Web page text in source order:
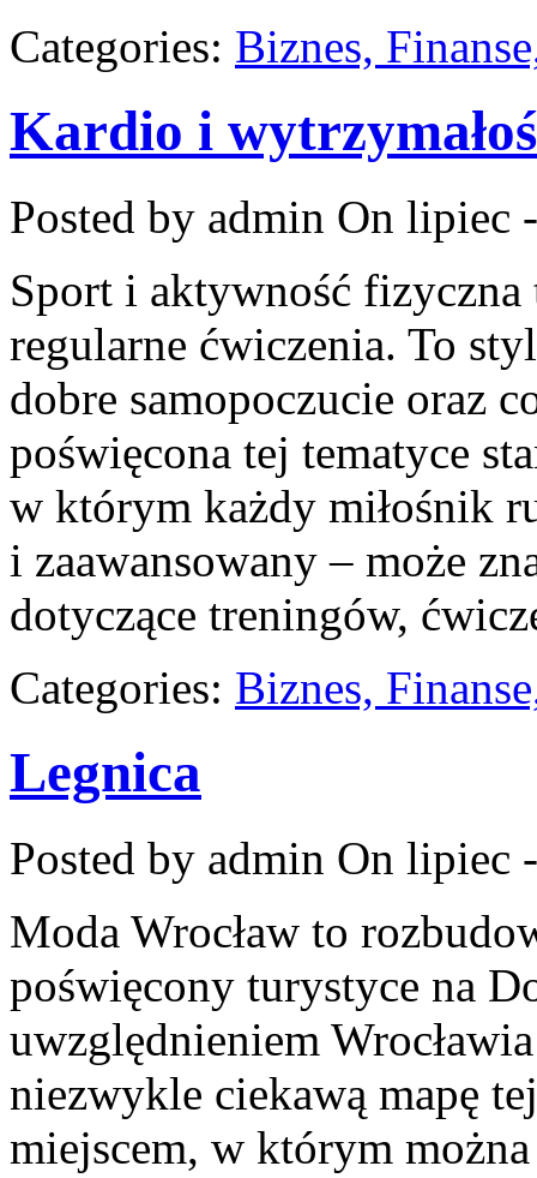
Categories: Biznes,
Kardio i
Posted by admin On lipiec
Sport i aktywność
regularne ćwiczenia. To
dobre samopoczucie oraz
poświęcona tej tematyce
w którym każdy miłośnik
i zaawansowany – może
dotyczące treningów,
Categories: Biznes,
Legnica
Posted by admin On lipiec
Moda Wrocław to
poświęcony turystyce na
uwzględnieniem
niezwykle ciekawą mapę
miejscem, w którym